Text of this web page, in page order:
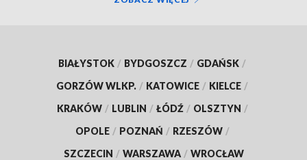
BIAŁYSTOK / BYDGOSZCZ / GDAŃSK /
GORZÓW WLKP. / KATOWICE / KIELCE /
KRAKÓW / LUBLIN / ŁÓDŹ / OLSZTYN /
OPOLE / POZNAŃ / RZESZÓW /
SZCZECIN / WARSZAWA / WROCŁAW